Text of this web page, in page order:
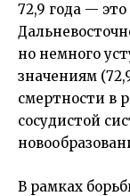
72,9 года —
но немного
значениям
смертности в
сосудистой
В рамках